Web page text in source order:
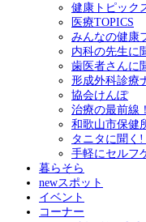
健康トピック
医療TOPICS
みんなの健康
内科の先生に
歯医者さんに
形成外科診療
協会けんぽ
治療の最前線
和歌山市保健
タニタに聞く!
手軽にセルフ
暮らそら
newスポット
イベント
コーナー